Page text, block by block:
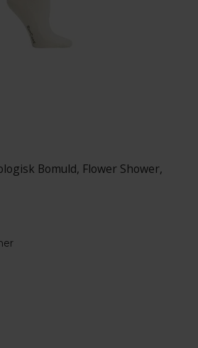
Bomuld, Flower Shower,